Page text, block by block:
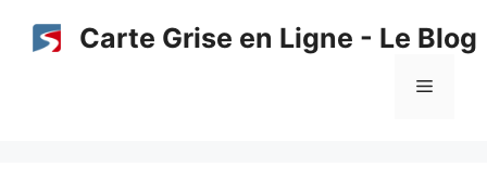
Carte Grise en Ligne - Le Blog
Menu